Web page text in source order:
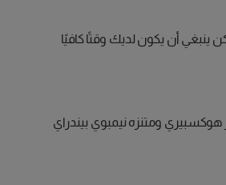
ينبغي أن يكون لديك وقتًا كافيًا
ومتنزه نيمبوي بيندراي